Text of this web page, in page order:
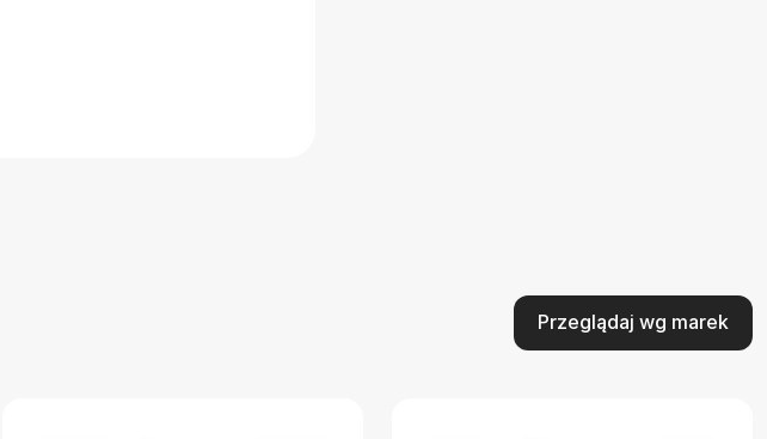
Przeglądaj wg marek